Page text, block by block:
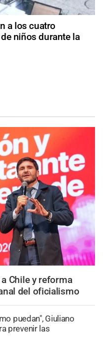
a los cuatro
niños durante la
Chile y reforma
del oficialismo
puedan", Giuliano
prevenir las